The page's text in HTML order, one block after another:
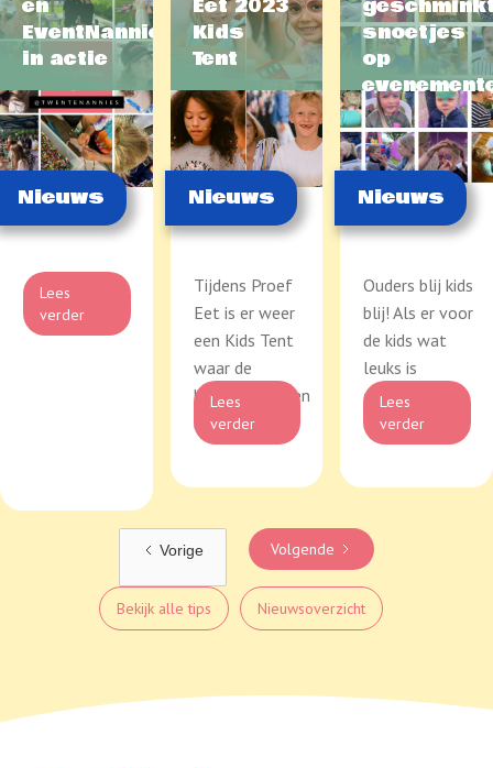
en
EventNannies
in actie
Nieuws
Lees
verder
Eet 2023
Kids
Tent
Nieuws
Tijdens Proef
Eet is er weer
een Kids Tent
waar de
kinderen kunnen
knu...
Lees
verder
snoetjes
op
Nieuws
Ouders blij kids
blij! Als er voor
de kids wat
leuks is
georganiseerd
...
Lees
verder
Vorige Volgende
Bekijk alle tips Nieuwsoverzicht